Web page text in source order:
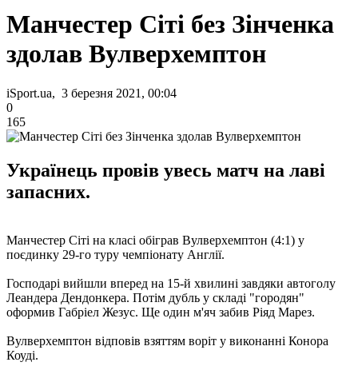
Манчестер Сіті без Зінченка
здолав Вулверхемптон
iSport.ua, 3 березня 2021, 00:04
0
165
Українець провів увесь матч на лаві
запасних.
Манчестер Сіті на класі обіграв Вулверхемптон (4:1) у
поєдинку 29-го туру чемпіонату Англії.
Господарі вийшли вперед на 15-й хвилині завдяки автоголу
Леандера Дендонкера. Потім дубль у складі "городян"
оформив Габріел Жезус. Ще один м'яч забив Ріяд Марез.
Вулверхемптон відповів взяттям воріт у виконанні Конора
Коуді.